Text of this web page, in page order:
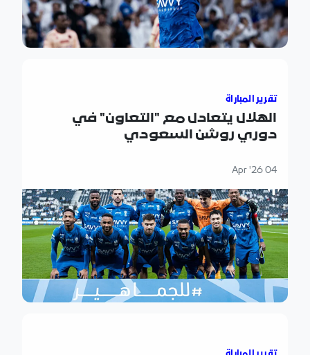
تقرير المباراة
الهلال يتعادل مع "التعاون" في
دوري روشن السعودي
04 Apr '26